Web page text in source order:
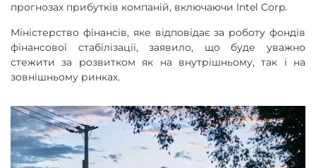
прогнозах прибутків компаній, включаючи Intel Corp.
Міністерство фінансів, яке відповідає за роботу фондів
фінансової стабілізації, заявило, що буде уважно
стежити за розвитком як на внутрішньому, так і на
зовнішньому ринках.